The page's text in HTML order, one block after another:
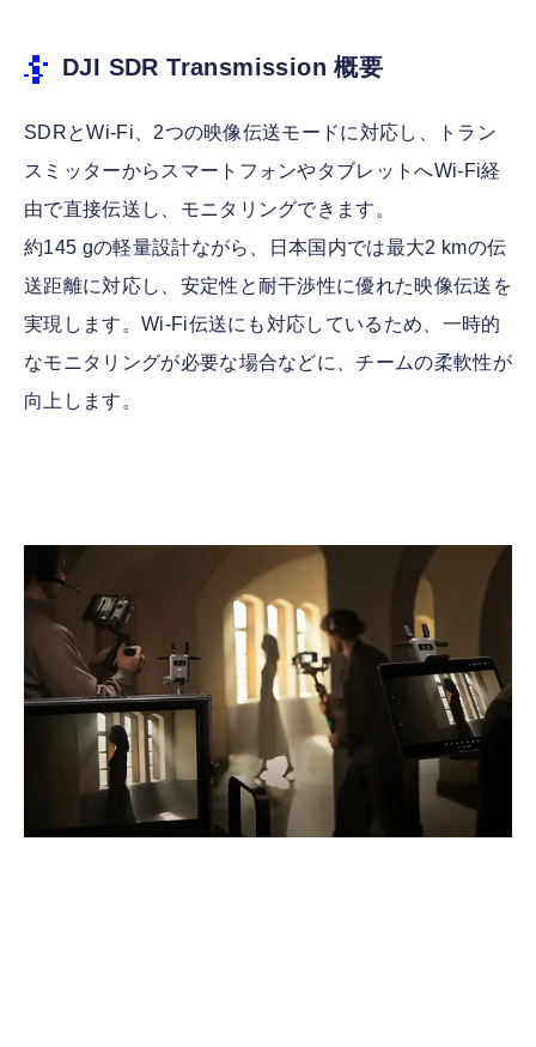
DJI SDR Transmission概要
SDRとWi-Fi、2つの映像伝送モードに対応し、トラン
スミッターからスマートフォンやタブレットへWi-Fi経
由で直接伝送し、モニタリングできます。
約145 gの軽量設計ながら、日本国内では最大2 kmの伝
送距離に対応し、安定性と耐干渉性に優れた映像伝送を
実現します。Wi-Fi伝送にも対応しているため、一時的
なモニタリングが必要な場合などに、チームの柔軟性が
向上します。